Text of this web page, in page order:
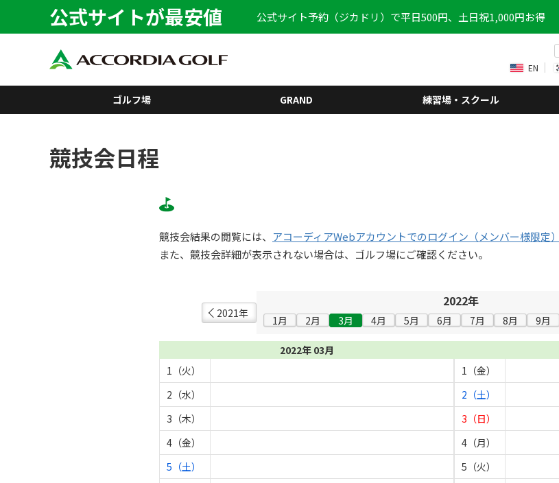
公式サイトが最安値 公式サイト予約（ジカドリ）で平日500円、土日祝1,000円お得
EN
ゴルフ場 GRAND 練習場・スクール
競技会日程
競技会結果の閲覧には、 アコーディアWebアカウントでのログイン（メンバー様限定）
また、競技会詳細が表示されない場合は、ゴルフ場にご確認ください。
2021年
2022年
1月 2月 3月 4月 5月 6月 7月 8月 9月
2022年 03月
1（火）
2（水）
3（木）
4（金）
5（土）
1（金）
2（土）
3（日）
4（月）
5（火）